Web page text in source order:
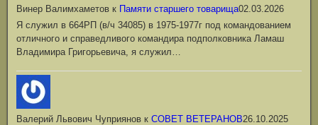
Винер Валимхаметов к Памяти старшего товарища02.03.2026
Я служил в 664РП (в/ч 34085) в 1975-1977г под командованием
отличного и справедливого командира подполковника Ламаш
Владимира Григорьевича, я служил…
Валерий Львович Чуприянов к СОВЕТ ВЕТЕРАНОВ26.10.2025